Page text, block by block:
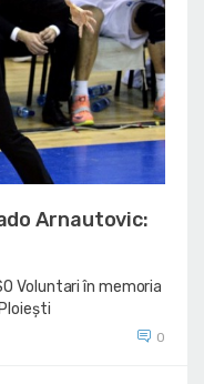
Arnautovic:
Voluntari în memoria
0